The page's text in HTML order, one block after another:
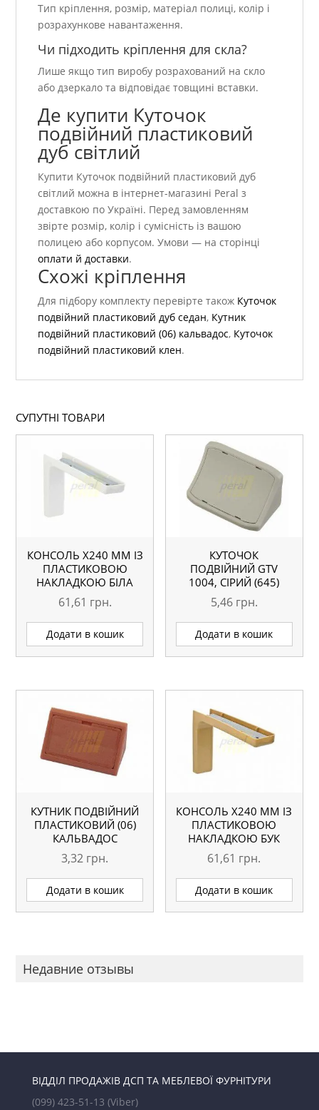
Тип кріплення, розмір, матеріал полиці, колір і
розрахункове навантаження.
Чи підходить кріплення для скла?
Лише якщо тип виробу розрахований на скло
або дзеркало та відповідає товщині вставки.
Де купити Куточок
подвійний пластиковий
дуб світлий
Купити Куточок подвійний пластиковий дуб
світлий можна в інтернет-магазині Peral з
доставкою по Україні. Перед замовленням
звірте розмір, колір і сумісність із вашою
полицею або корпусом. Умови — на сторінці
оплати й доставки.
Схожі кріплення
Для підбору комплекту перевірте також Куточок
подвійний пластиковий дуб седан, Кутник
подвійний пластиковий (06) кальвадос, Куточок
подвійний пластиковий клен.
СУПУТНІ ТОВАРИ
КОНСОЛЬ Х240 ММ ІЗ
ПЛАСТИКОВОЮ
НАКЛАДКОЮ БІЛА
61,61 грн.
Додати в кошик
КУТОЧОК
ПОДВІЙНИЙ GTV
1004, СІРИЙ (645)
5,46 грн.
Додати в кошик
КУТНИК ПОДВІЙНИЙ
ПЛАСТИКОВИЙ (06)
КАЛЬВАДОС
3,32 грн.
Додати в кошик
КОНСОЛЬ Х240 ММ ІЗ
ПЛАСТИКОВОЮ
НАКЛАДКОЮ БУК
61,61 грн.
Додати в кошик
Недавние отзывы
ВІДДІЛ ПРОДАЖІВ ДСП ТА МЕБЛЕВОЇ ФУРНІТУРИ
(099) 423-51-13 (Viber)